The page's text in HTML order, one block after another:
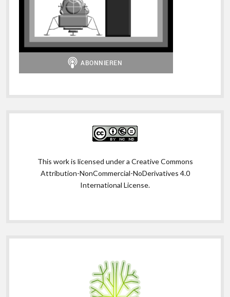
This work is licensed under a Creative Commons
Attribution-NonCommercial-NoDerivatives 4.0
International License.